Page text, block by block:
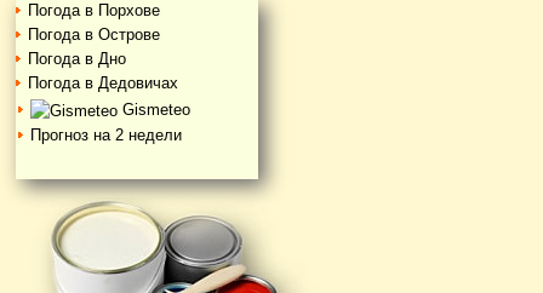
Погода в Порхове
Погода в Острове
Погода в Дно
Погода в Дедовичах
Gismeteo
Прогноз на 2 недели